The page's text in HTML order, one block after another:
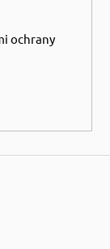
ochrany